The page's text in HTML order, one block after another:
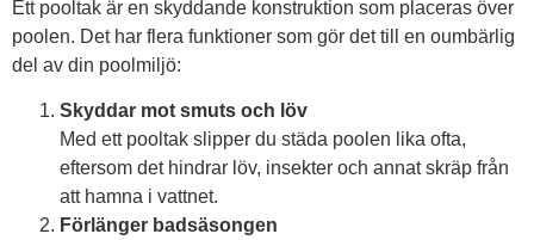
Ett pooltak är en skyddande konstruktion som placeras över
poolen. Det har flera funktioner som gör det till en oumbärlig
del av din poolmiljö:
Skyddar mot smuts och löv
Med ett pooltak slipper du städa poolen lika ofta,
eftersom det hindrar löv, insekter och annat skräp från
att hamna i vattnet.
Förlänger badsäsongen